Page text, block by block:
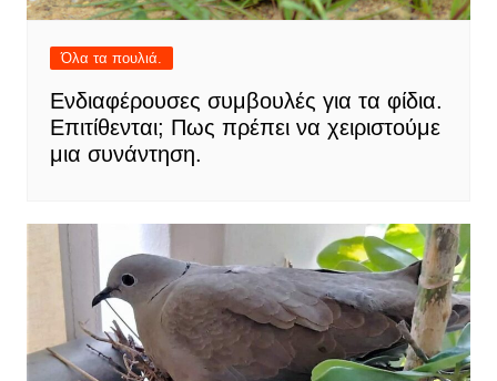
Όλα τα πουλιά.
Ενδιαφέρουσες συμβουλές για τα φίδια.
Επιτίθενται; Πως πρέπει να χειριστούμε
μια συνάντηση.